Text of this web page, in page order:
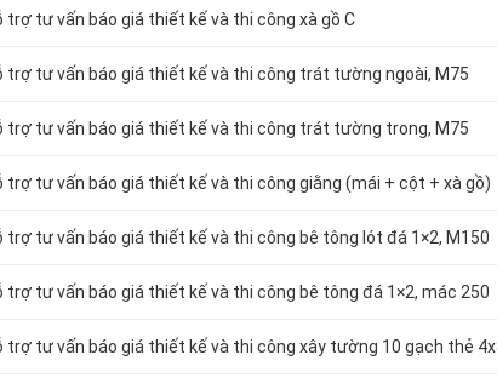
trợ tư vấn báo giá thiết kế và thi công xà gồ C
trợ tư vấn báo giá thiết kế và thi công trát tường ngoài, M75
trợ tư vấn báo giá thiết kế và thi công trát tường trong, M75
trợ tư vấn báo giá thiết kế và thi công giằng (mái + cột + xà gồ)
trợ tư vấn báo giá thiết kế và thi công bê tông lót đá 1×2, M150
trợ tư vấn báo giá thiết kế và thi công bê tông đá 1×2, mác 250
trợ tư vấn báo giá thiết kế và thi công xây tường 10 gạch thẻ